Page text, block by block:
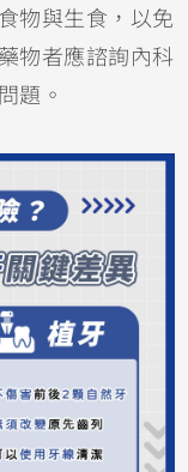
物與生食，以免
物者應諮詢內科
題。